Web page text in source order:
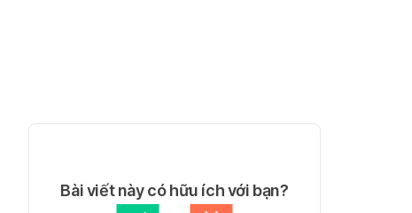
Bài viết này có hữu ích với bạn?